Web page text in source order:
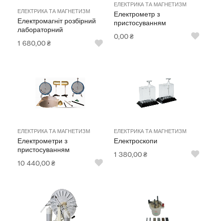
ЕЛЕКТРИКА ТА МАГНЕТИЗМ
Електромагніт розбірний
лабораторний
1 680,00₴
ЕЛЕКТРИКА ТА МАГНЕТИЗМ
Електрометр з
пристосуванням
0,00₴
ЕЛЕКТРИКА ТА МАГНЕТИЗМ
Електрометри з
пристосуванням
10 440,00₴
ЕЛЕКТРИКА ТА МАГНЕТИЗМ
Електроскопи
1 380,00₴